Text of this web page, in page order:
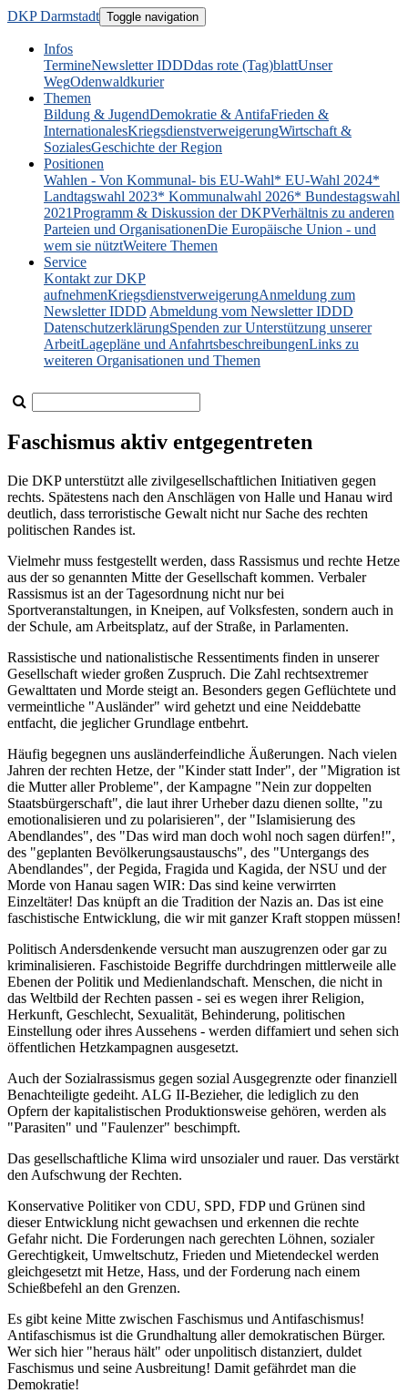
DKP Darmstadt Toggle navigation
Infos
TermineNewsletter IDDDdas rote (Tag)blattUnser
WegOdenwaldkurier
Themen
Bildung & JugendDemokratie & AntifaFrieden &
InternationalesKriegsdienstverweigerungWirtschaft &
SozialesGeschichte der Region
Positionen
Wahlen - Von Kommunal- bis EU-Wahl* EU-Wahl 2024*
Landtagswahl 2023* Kommunalwahl 2026* Bundestagswahl
2021Programm & Diskussion der DKPVerhältnis zu anderen
Parteien und OrganisationenDie Europäische Union - und
wem sie nütztWeitere Themen
Service
Kontakt zur DKP
aufnehmenKriegsdienstverweigerungAnmeldung zum
Newsletter IDDD Abmeldung vom Newsletter IDDD
DatenschutzerklärungSpenden zur Unterstützung unserer
ArbeitLagepläne und AnfahrtsbeschreibungenLinks zu
weiteren Organisationen und Themen
Faschismus aktiv entgegentreten
Die DKP unterstützt alle zivilgesellschaftlichen Initiativen gegen
rechts. Spätestens nach den Anschlägen von Halle und Hanau wird
deutlich, dass terroristische Gewalt nicht nur Sache des rechten
politischen Randes ist.
Vielmehr muss festgestellt werden, dass Rassismus und rechte Hetze
aus der so genannten Mitte der Gesellschaft kommen. Verbaler
Rassismus ist an der Tagesordnung nicht nur bei
Sportveranstaltungen, in Kneipen, auf Volksfesten, sondern auch in
der Schule, am Arbeitsplatz, auf der Straße, in Parlamenten.
Rassistische und nationalistische Ressentiments finden in unserer
Gesellschaft wieder großen Zuspruch. Die Zahl rechtsextremer
Gewalttaten und Morde steigt an. Besonders gegen Geflüchtete und
vermeintliche "Ausländer" wird gehetzt und eine Neiddebatte
entfacht, die jeglicher Grundlage entbehrt.
Häufig begegnen uns ausländerfeindliche Äußerungen. Nach vielen
Jahren der rechten Hetze, der "Kinder statt Inder", der "Migration ist
die Mutter aller Probleme", der Kampagne "Nein zur doppelten
Staatsbürgerschaft", die laut ihrer Urheber dazu dienen sollte, "zu
emotionalisieren und zu polarisieren", der "Islamisierung des
Abendlandes", des "Das wird man doch wohl noch sagen dürfen!",
des "geplanten Bevölkerungsaustauschs", des "Untergangs des
Abendlandes", der Pegida, Fragida und Kagida, der NSU und der
Morde von Hanau sagen WIR: Das sind keine verwirrten
Einzeltäter! Das knüpft an die Tradition der Nazis an. Das ist eine
faschistische Entwicklung, die wir mit ganzer Kraft stoppen müssen!
Politisch Andersdenkende versucht man auszugrenzen oder gar zu
kriminalisieren. Faschistoide Begriffe durchdringen mittlerweile alle
Ebenen der Politik und Medienlandschaft. Menschen, die nicht in
das Weltbild der Rechten passen - sei es wegen ihrer Religion,
Herkunft, Geschlecht, Sexualität, Behinderung, politischen
Einstellung oder ihres Aussehens - werden diffamiert und sehen sich
öffentlichen Hetzkampagnen ausgesetzt.
Auch der Sozialrassismus gegen sozial Ausgegrenzte oder finanziell
Benachteiligte gedeiht. ALG II-Bezieher, die lediglich zu den
Opfern der kapitalistischen Produktionsweise gehören, werden als
"Parasiten" und "Faulenzer" beschimpft.
Das gesellschaftliche Klima wird unsozialer und rauer. Das verstärkt
den Aufschwung der Rechten.
Konservative Politiker von CDU, SPD, FDP und Grünen sind
dieser Entwicklung nicht gewachsen und erkennen die rechte
Gefahr nicht. Die Forderungen nach gerechten Löhnen, sozialer
Gerechtigkeit, Umweltschutz, Frieden und Mietendeckel werden
gleichgesetzt mit Hetze, Hass, und der Forderung nach einem
Schießbefehl an den Grenzen.
Es gibt keine Mitte zwischen Faschismus und Antifaschismus!
Antifaschismus ist die Grundhaltung aller demokratischen Bürger.
Wer sich hier "heraus hält" oder unpolitisch distanziert, duldet
Faschismus und seine Ausbreitung! Damit gefährdet man die
Demokratie!